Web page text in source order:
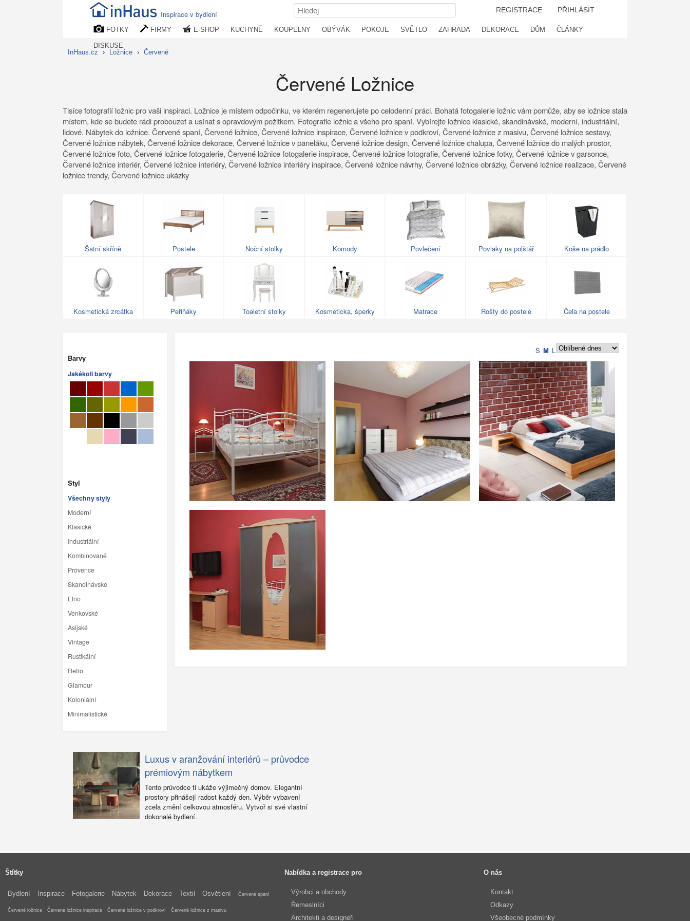
Inspirace v bydlení REGISTRACE PŘIHLÁSIT
FOTKY FIRMY E-SHOP KUCHYNĚ KOUPELNY OBÝVÁK POKOJE SVĚTLO ZAHRADA DEKORACE DŮM ČLÁNKY
DISKUSE
InHaus.cz
› Ložnice › Červené
Červené Ložnice
Tisíce fotografií ložnic pro vaši inspiraci. Ložnice je místem odpočinku, ve kterém regenerujete po celodenní práci. Bohatá fotogalerie ložnic vám pomůže, aby se ložnice stala
místem, kde se budete rádi probouzet a usínat s opravdovým požitkem. Fotografie ložnic a všeho pro spaní. Vybírejte ložnice klasické, skandinávské, moderní, industriální,
lidové. Nábytek do ložnice. Červené spaní, Červené ložnice, Červené ložnice inspirace, Červené ložnice v podkroví, Červené ložnice z masivu, Červené ložnice sestavy,
Červené ložnice nábytek, Červené ložnice dekorace, Červené ložnice v paneláku, Červené ložnice design, Červené ložnice chalupa, Červené ložnice do malých prostor,
Červené ložnice foto, Červené ložnice fotogalerie, Červené ložnice fotogalerie inspirace, Červené ložnice fotografie, Červené ložnice fotky, Červené ložnice v garsonce,
Červené ložnice interiér, Červené ložnice interiéry, Červené ložnice interiéry inspirace, Červené ložnice návrhy, Červené ložnice obrázky, Červené ložnice realizace, Červené
ložnice trendy, Červené ložnice ukázky
Šatní skříně Postele Noční stolky Komody Povlečení Povlaky na polštář Koše na prádlo
Kosmetická zrcátka Peřiňáky Toaletní stolky Kosmeticka, šperky Matrace Rošty do postele Čela na postele
Barvy
Jakékoli barvy
Styl
Všechny styly
Moderní
Klasické
Industriální
Kombinované
Provence
Skandinávské
Etno
Venkovské
Asijské
Vintage
Rustikální
Retro
Glamour
Koloniální
Minimalistické
S M L
Luxus v aranžování interiérů – průvodce
prémiovým nábytkem
Tento průvodce ti ukáže výjimečný domov. Elegantní
prostory přinášejí radost každý den. Výběr vybavení
zcela změní celkovou atmosféru. Vytvoř si své vlastní
dokonalé bydlení.
Štítky
Bydlení Inspirace Fotogalerie Nábytek Dekorace Textil Osvětlení Červené spaní
Červené ložnice Červené ložnice inspirace Červené ložnice v podkroví Červené ložnice z masivu
Nabídka a registrace pro
Výrobci a obchody
Řemeslníci
Architekti a designeři
O nás
Kontakt
Odkazy
Všeobecné podmínky